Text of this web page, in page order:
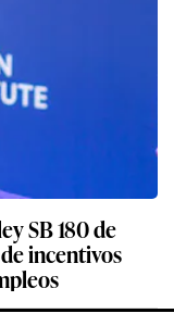
SB 180 de
incentivos